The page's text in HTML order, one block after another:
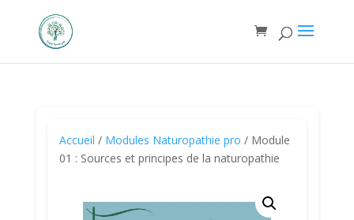
Accueil / Modules Naturopathie pro / Module
01 : Sources et principes de la naturopathie